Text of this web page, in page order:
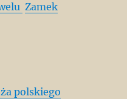
Zamek
polskiego